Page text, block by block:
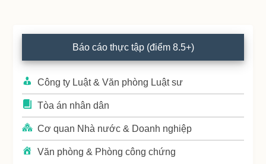
Primary
Sidebar
Báo cáo thực tập (điểm 8.5+)
Công ty Luật & Văn phòng Luật sư
Tòa án nhân dân
Cơ quan Nhà nước & Doanh nghiệp
Văn phòng & Phòng công chứng